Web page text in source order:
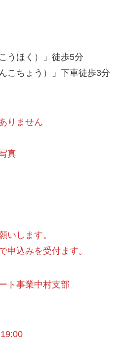
うほく）」徒歩5分
こちょう）」下車徒歩3分
りません
真
いします。
申込みを受付ます。
ト事業中村支部